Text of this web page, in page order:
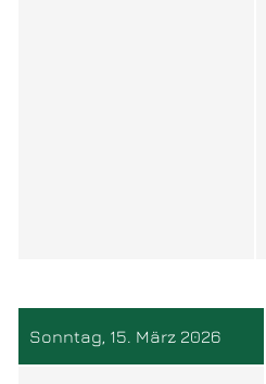
Sonntag, 15. März 2026